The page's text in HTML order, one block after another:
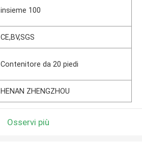
insieme 100
CE,BV,SGS
Contenitore da 20 piedi
HENAN ZHENGZHOU
Osservi più